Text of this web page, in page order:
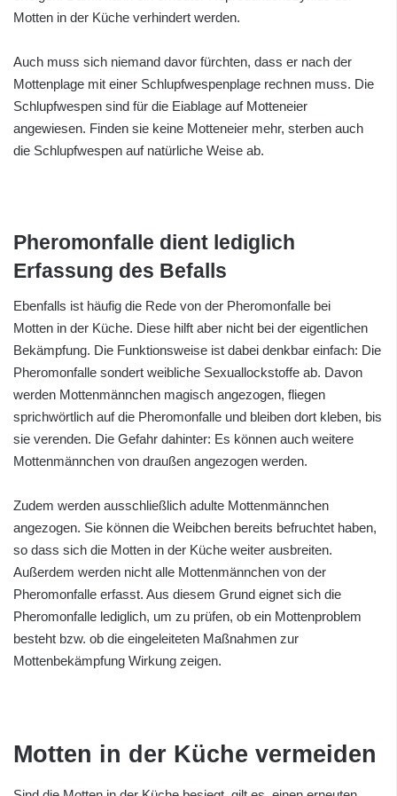
Motten in der Küche verhindert werden.
Auch muss sich niemand davor fürchten, dass er nach der
Mottenplage mit einer Schlupfwespenplage rechnen muss. Die
Schlupfwespen sind für die Eiablage auf Motteneier
angewiesen. Finden sie keine Motteneier mehr, sterben auch
die Schlupfwespen auf natürliche Weise ab.
Pheromonfalle dient lediglich
Erfassung des Befalls
Ebenfalls ist häufig die Rede von der Pheromonfalle bei
Motten in der Küche. Diese hilft aber nicht bei der eigentlichen
Bekämpfung. Die Funktionsweise ist dabei denkbar einfach: Die
Pheromonfalle sondert weibliche Sexuallockstoffe ab. Davon
werden Mottenmännchen magisch angezogen, fliegen
sprichwörtlich auf die Pheromonfalle und bleiben dort kleben, bis
sie verenden. Die Gefahr dahinter: Es können auch weitere
Mottenmännchen von draußen angezogen werden.
Zudem werden ausschließlich adulte Mottenmännchen
angezogen. Sie können die Weibchen bereits befruchtet haben,
so dass sich die Motten in der Küche weiter ausbreiten.
Außerdem werden nicht alle Mottenmännchen von der
Pheromonfalle erfasst. Aus diesem Grund eignet sich die
Pheromonfalle lediglich, um zu prüfen, ob ein Mottenproblem
besteht bzw. ob die eingeleiteten Maßnahmen zur
Mottenbekämpfung Wirkung zeigen.
Motten in der Küche vermeiden